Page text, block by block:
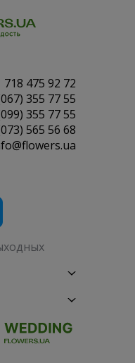
718 475 92 72
355 77 55
355 77 55
565 56 68